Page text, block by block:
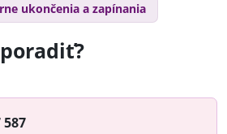
ukončenia a zapínania
587